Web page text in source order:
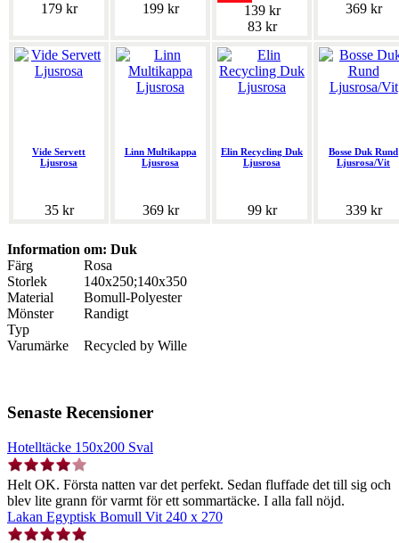
179 kr 199 kr
139 kr
83 kr
369 kr
Vide Servett
Ljusrosa
35 kr
Linn Multikappa
Ljusrosa
369 kr
Elin Recycling Duk
Ljusrosa
99 kr
Bosse Duk Rund
Ljusrosa/Vit
339 kr
Information om: Duk
Färg
Rosa
Storlek
140x250;140x350
Material
Bomull-Polyester
Mönster
Randigt
Typ
Varumärke
Recycled by Wille
Senaste Recensioner
Hotelltäcke 150x200 Sval
Helt OK. Första natten var det perfekt. Sedan fluffade det till sig och
blev lite grann för varmt för ett sommartäcke. I alla fall nöjd.
Lakan Egyptisk Bomull Vit 240 x 270